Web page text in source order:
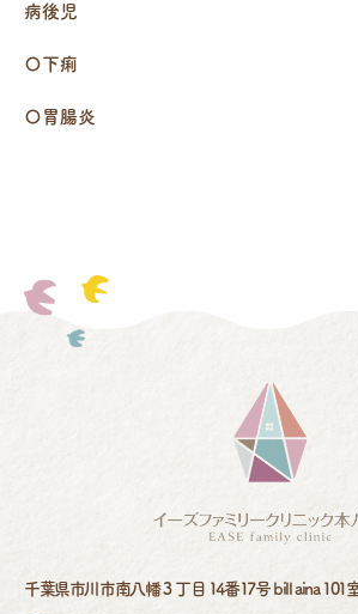
病後児
〇下痢
〇胃腸炎
千葉県市川市南八幡３丁目 14番17号 bill aina 101